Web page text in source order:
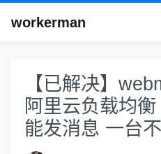
workerman
【已解决】
阿里云负载均
能发消息 一台